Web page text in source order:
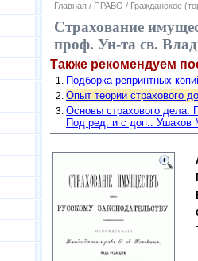
Главная / ПРАВО / Гражданское
Страхование
проф. Ун-та св.
Также рекомендуем
Подборка репринтных
Опыт теории страхового
Основы страхового дела.
Под ред. и с доп.: